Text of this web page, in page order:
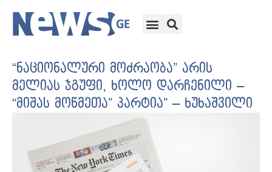
“ნაციონალური მოძრაობა” არის
მელიას ჯგუფი, ხოლო დარჩენილი –
“მიშას მოწმეთა” პარტია” – ხუხაშვილი